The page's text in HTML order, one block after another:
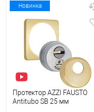
Новинка
Протектор AZZI FAUSTO
Antitubo SB 25 мм